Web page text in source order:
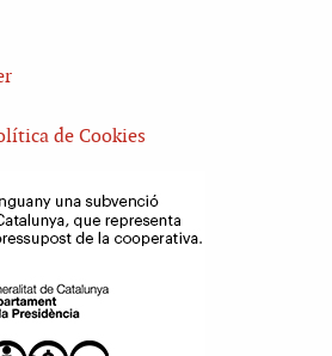
de Cookies